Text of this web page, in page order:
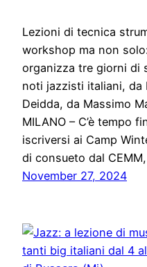
Lezioni di tecnica
workshop ma non
organizza tre giorni di
noti jazzisti italiani, da
Deidda, da Massimo
MILANO – C’è tempo
iscriversi ai Camp
di consueto dal
November 27, 2024